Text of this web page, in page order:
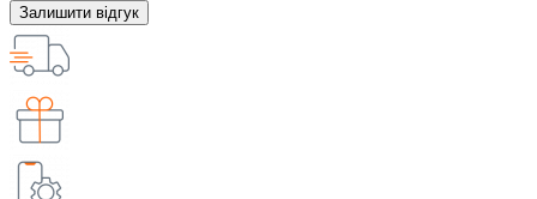
Залишити відгук